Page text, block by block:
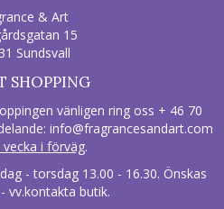
& Art
15
Sundsvall
SHOPPING
vänligen ring oss + 46 70
info@fragrancesandart.com
i förväg.
- torsdag 13.00 - 16.30. Önskas
vv.kontakta butik.